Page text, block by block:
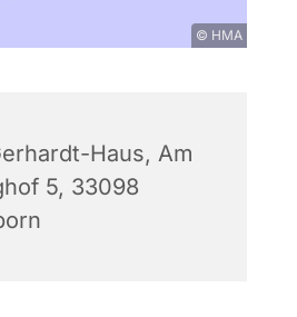
© HMA
Haus, Am
5, 33098